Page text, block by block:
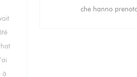
à
che hanno